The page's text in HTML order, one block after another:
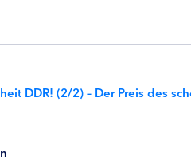
DDR! (2/2) – Der Preis des